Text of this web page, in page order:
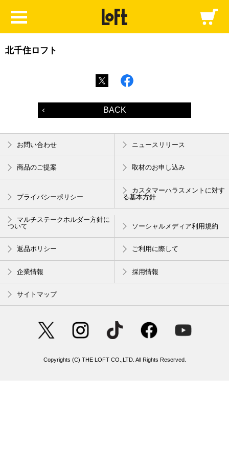
北千住ロフト
BACK
お問い合わせ ニュースリリース
商品のご提案 取材のお申し込み
プライバシーポリシー
カスタマーハラスメントに対す
る基本方針
マルチステークホルダー方針に
ついて
ソーシャルメディア利用規約
返品ポリシー ご利用に際して
企業情報 採用情報
サイトマップ
Copyrights (C) THE LOFT CO.,LTD. All Rights Reserved.